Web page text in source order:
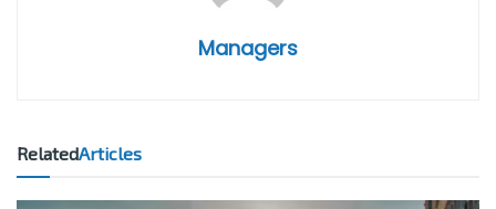
Managers
RelatedArticles